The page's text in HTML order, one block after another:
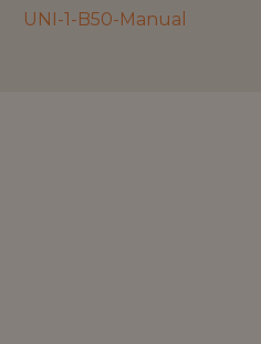
UNI-1-B50-Manual